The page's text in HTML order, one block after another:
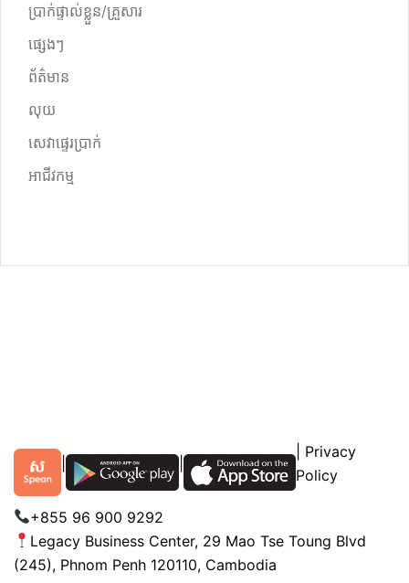
ប្រាក់ផ្ទាល់ខ្លួន/គ្រួសារ
ផ្សេងៗ
ព័ត៌មាន
លុយ
សេវាផ្ទេរប្រាក់
អាជីវកម្ម
| |
Privacy
Policy
+855 96 900 9292
Legacy Business Center, 29 Mao Tse Toung Blvd
(245), Phnom Penh 120110, Cambodia